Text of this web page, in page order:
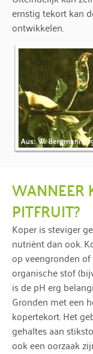
ernstig tekort kan
ontwikkelen.
WANNEER
PITFRUIT?
Koper is steviger
nutriënt dan ook.
op veengronden
organische stof
is de pH erg
Gronden met een
kopertekort. Het
gehaltes aan
ook een oorzaak